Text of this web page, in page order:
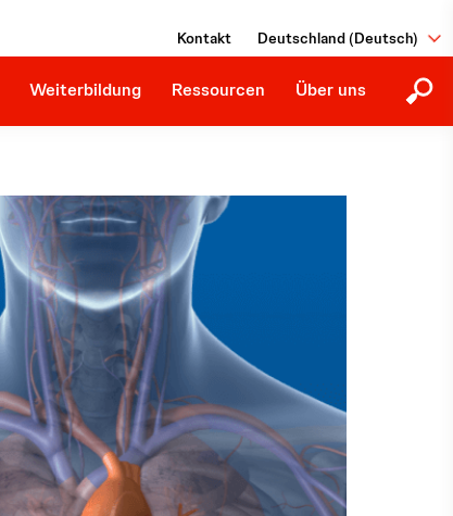
Kontakt Deutschland (Deutsch)
Weiterbildung
Zukunftige Fortbildungen
Ressourcen
Downloads Über uns
Giving Back
Hinweisgeber:innen